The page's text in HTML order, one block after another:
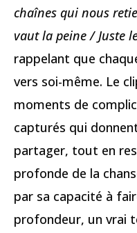
chaînes qui nous
vaut la peine / Juste
rappelant que
vers soi-même. Le
moments de
capturés qui
partager, tout en
profonde de la
par sa capacité à
profondeur, un vrai